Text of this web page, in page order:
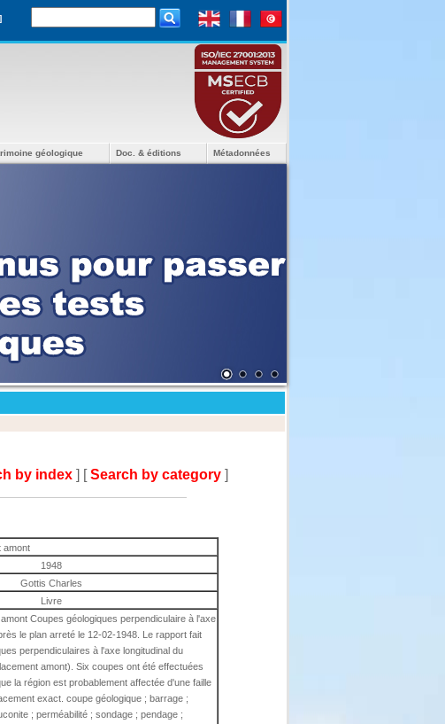
géologique Doc. & éditions Métadonnées
by index ] [Search by category ]
amont
1948
Gottis Charles
Livre
Coupes géologiques perpendiculaire à l'axe
le plan arreté le 12-02-1948. Le rapport fait
perpendiculaires à l'axe longitudinal du
amont). Six coupes ont été effectuées
la région est probablement affectée d'une faille
exact. coupe géologique ; barrage ;
; perméabilité ; sondage ; pendage ;